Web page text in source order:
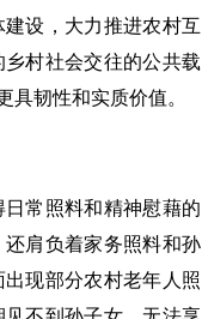
设，大力推进农村互
村社会交往的公共载
韧性和实质价值。
常照料和精神慰藉的
肩负着家务照料和孙
现部分农村老年人照